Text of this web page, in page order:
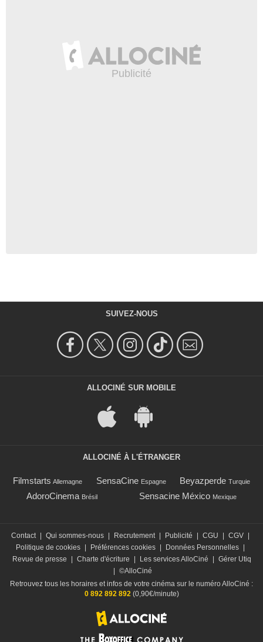
SUIVEZ-NOUS
ALLOCINÉ SUR MOBILE
ALLOCINÉ À L'ÉTRANGER
Filmstarts Allemagne SensaCine Espagne Beyazperde Turquie
AdoroCinema Brésil Sensacine México Mexique
Contact Qui sommes-nous Recrutement Publicité CGU CGV
Politique de cookies
Préférences cookies Données Personnelles
Revue de presse
Charte d'écriture Les services AlloCiné
Gérer Utiq
©AlloCiné
Retrouvez tous les horaires et infos de votre cinéma sur le numéro AlloCiné :
0 892 892 892(0,90€/minute)